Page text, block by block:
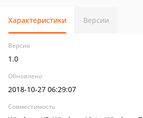
Характеристики Версии
Версия
1.0
Обновлено
2018-10-27 06:29:07
Совместимость